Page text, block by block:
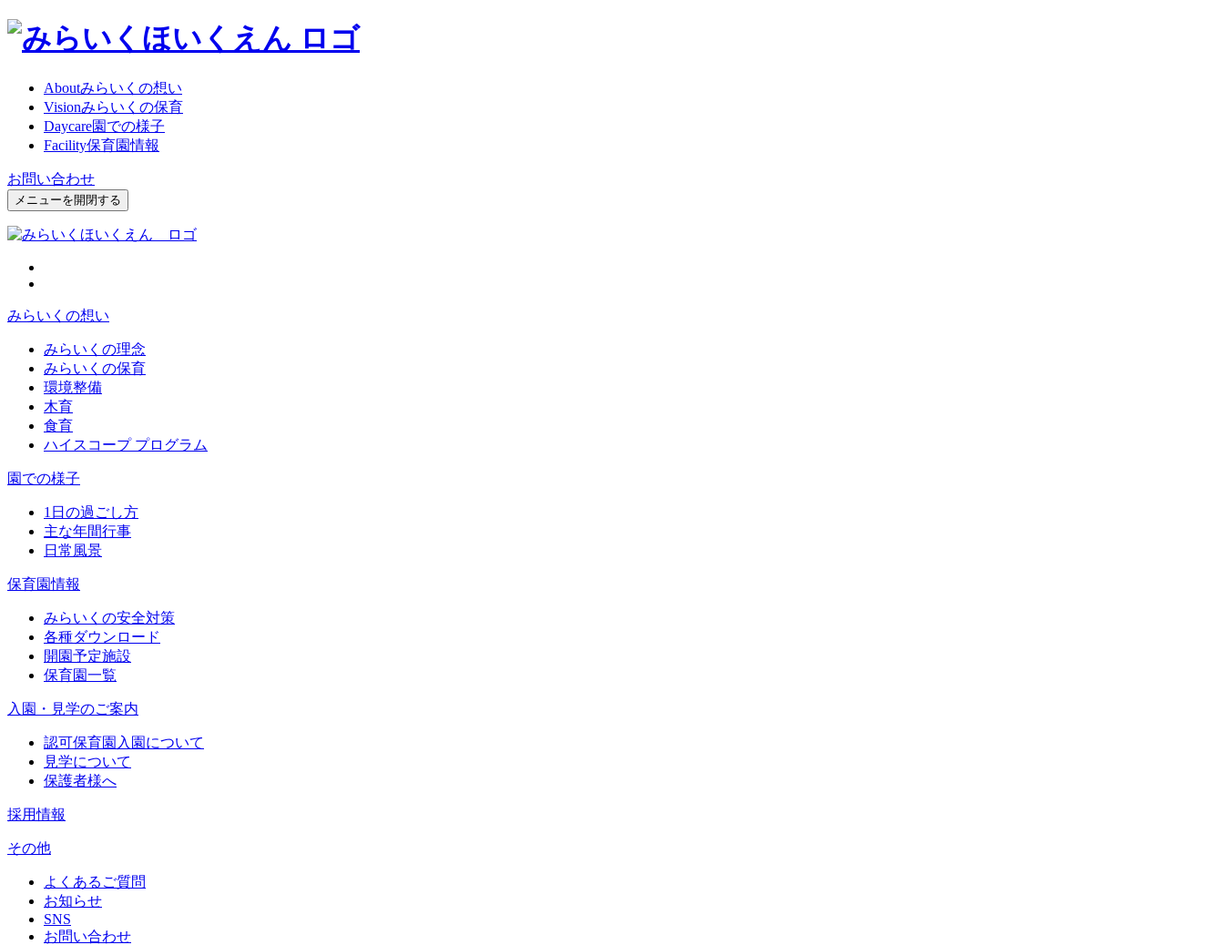
Aboutみらいくの想い
Visionみらいくの保育
Daycare園での様子
Facility保育園情報
お問い合わせ
メニューを開閉する
みらいくの想い
みらいくの理念
みらいくの保育
環境整備
木育
食育
ハイスコープ プログラム
園での様子
1日の過ごし方
主な年間行事
日常風景
保育園情報
みらいくの安全対策
各種ダウンロード
開園予定施設
保育園一覧
入園・見学のご案内
認可保育園入園について
見学について
保護者様へ
採用情報
その他
よくあるご質問
お知らせ
SNS
お問い合わせ